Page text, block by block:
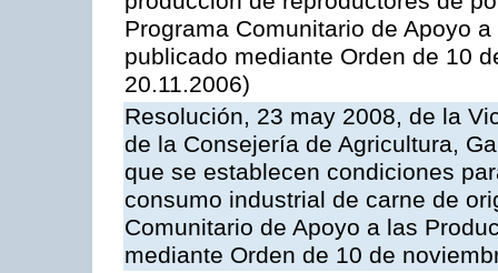
Programa Comunitario de Apoyo
publicado mediante Orden de 10
20.11.2006)
Resolución, 23 may 2008, de la
de la Consejería de Agricultura,
que se establecen condiciones
consumo industrial de carne de
Comunitario de Apoyo a las
mediante Orden de 10 de